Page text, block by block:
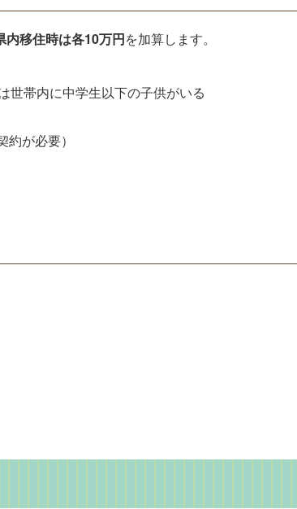
内移住時は各10万円を加算します。
世帯内に中学生以下の子供がいる
が必要）